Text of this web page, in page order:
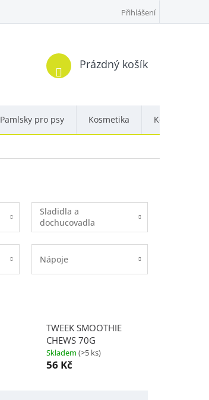
Přihlášení
Nákupní
Prázdný košík
Pamlsky pro psy Kosmetika Kontakty
Sladidla a
dochucovadla
Nápoje
TWEEK SMOOTHIE
CHEWS 70G
Skladem (>5 ks)
56 Kč